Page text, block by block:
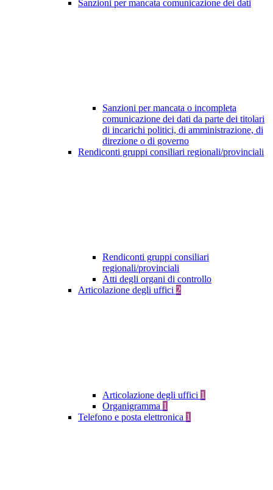
Sanzioni per mancata comunicazione dei dati
Sanzioni per mancata o incompleta
comunicazione dei dati da parte dei titolari
di incarichi politici, di amministrazione, di
direzione o di governo
Rendiconti gruppi consiliari regionali/provinciali
Rendiconti gruppi consiliari
regionali/provinciali
Atti degli organi di controllo
Articolazione degli uffici 2
Articolazione degli uffici 1
Organigramma 1
Telefono e posta elettronica 1